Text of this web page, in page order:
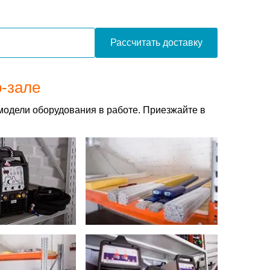
Рассчитать доставку
зале
оборудования в работе. Приезжайте в